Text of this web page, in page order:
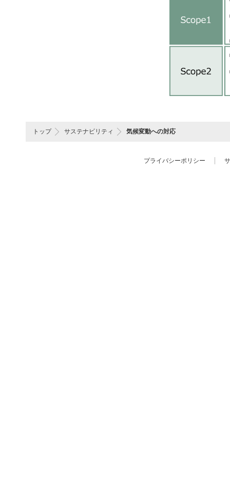
トップ サステナビリティ 気候変動への対応
プライバシーポリシー